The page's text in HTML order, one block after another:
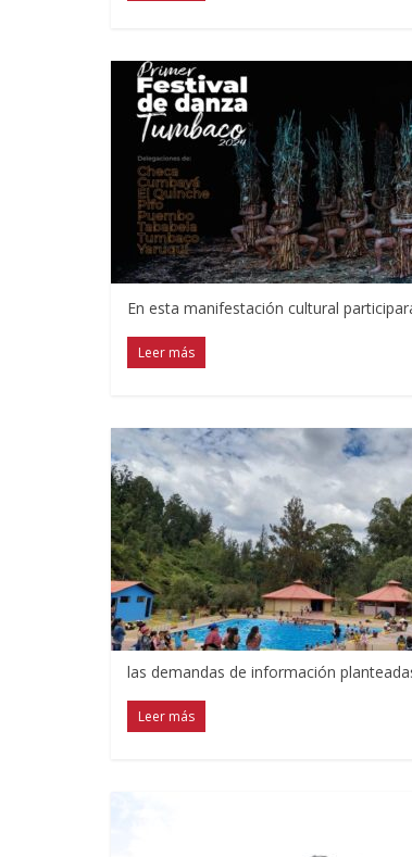
En esta manifestación cultural
Leer más
las demandas de información
Leer más